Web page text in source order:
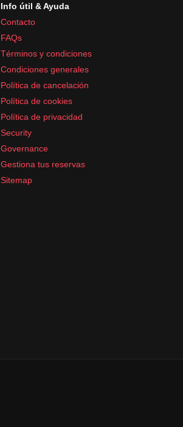
Info útil & Ayuda
Contacto
FAQs
Términos y condiciones
Condiciones generales
Política de cancelación
Política de cookies
Política de privacidad
Security
Governance
Gestiona tus reservas
Sitemap